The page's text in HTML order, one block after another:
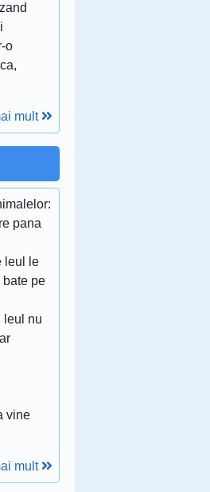
o
mult
pana
leul le
bate pe
leul nu
vine
mult